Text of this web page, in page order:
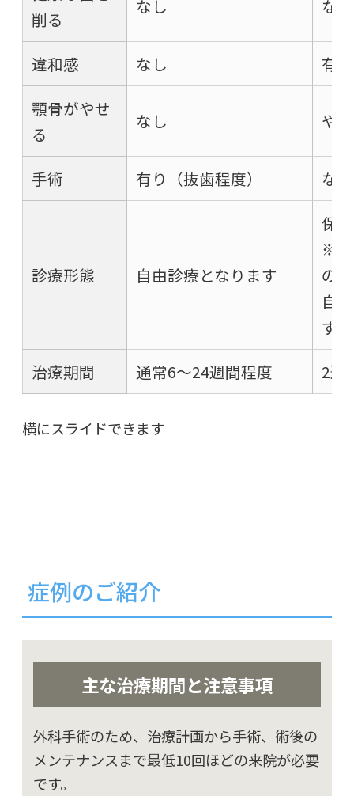
削る
なし なし
違和感 なし
有り
顎骨がやせ
る
なし や
手術 有り（抜歯程度） なし
診療形態 自由診療となります
保
※見
の
自
す
治療期間
通常6～24週間程度 2週
横にスライドできます
症例のご紹介
主な治療期間と注意事項
外科手術のため、治療計画から手術、術後の
メンテナンスまで最低10回ほどの来院が必要
です。